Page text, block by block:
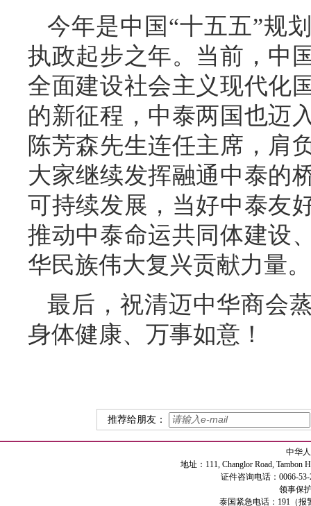
今年是中国“十五五”规
执政起步之年。当前，中
全面建设社会主义现代化
的新征程，中泰两国也迈
陈芳森先生连任主席，肩
大家继续发挥融通中泰的
可持续发展，当好中泰友
推动中泰命运共同体建设
华民族伟大复兴贡献力量。
最后，祝清迈中华商会
身体健康、万事如意！
推荐给朋友：
中华
地址：111, Changlor Road, Tambon
证件咨询电话：0066-
领事保
泰国紧急电话：191（报